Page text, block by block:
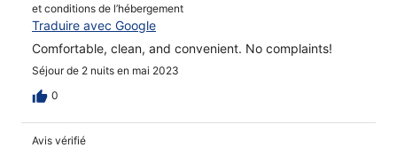
et conditions de l’hébergement
Traduire avec Google
Comfortable, clean, and convenient. No complaints!
Séjour de 2 nuits en mai 2023
0
Avis vérifié